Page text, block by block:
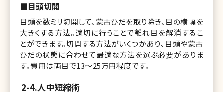
■目頭切開
目頭を数ミリ切開して、蒙古ひだを取り除き、目の横幅を
大きくする方法。適切に行うことで離れ目を解消するこ
とができます。切開する方法がいくつかあり、目頭や蒙古
ひだの状態に合わせて最適な方法を選ぶ必要がありま
す。費用は両目で13〜25万円程度です。
2-4.人中短縮術